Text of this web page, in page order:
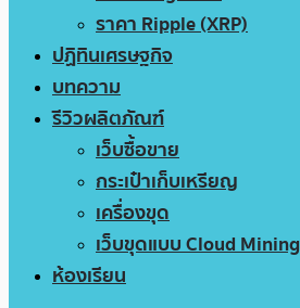
ราคา Ripple (XRP)
ปฏิทินเศรษฐกิจ
บทความ
รีวิวผลิตภัณฑ์
เว็บซื้อขาย
กระเป๋าเก็บเหรียญ
เครื่องขุด
เว็บขุดแบบ Cloud Mining
ห้องเรียน